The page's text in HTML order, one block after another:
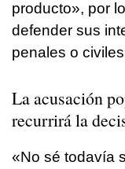
producto», por
defender sus
penales o
La acusación
recurrirá la
«No sé todavía